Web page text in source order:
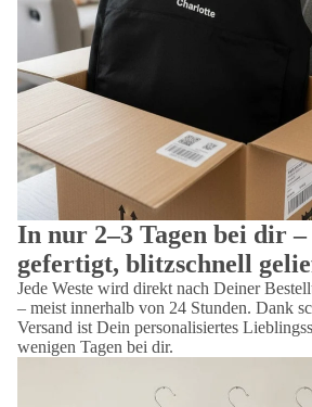
In nur 2–3 Tagen bei dir
gefertigt, blitzschnell
Jede Weste wird direkt nach Deiner
– meist innerhalb von 24 Stunden. Dank
Versand ist Dein personalisiertes
wenigen Tagen bei dir.